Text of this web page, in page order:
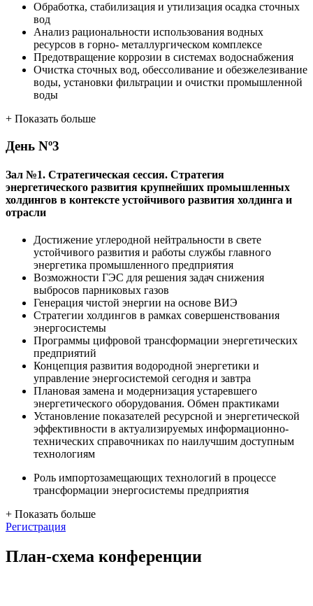
Обработка, стабилизация и утилизация осадка сточных
вод
Анализ рациональности использования водных
ресурсов в горно- металлургическом комплексе
Предотвращение коррозии в системах водоснабжения
Очистка сточных вод, обессоливание и обезжелезивание
воды, установки фильтрации и очистки промышленной
воды
+ Показать больше
День Nº3
Зал №1. Стратегическая сессия. Стратегия
энергетического развития крупнейших промышленных
холдингов в контексте устойчивого развития холдинга и
отрасли
Достижение углеродной нейтральности в свете
устойчивого развития и работы службы главного
энергетика промышленного предприятия
Возможности ГЭС для решения задач снижения
выбросов парниковых газов
Генерация чистой энергии на основе ВИЭ
Стратегии холдингов в рамках совершенствования
энергосистемы
Программы цифровой трансформации энергетических
предприятий
Концепция развития водородной энергетики и
управление энергосистемой сегодня и завтра
Плановая замена и модернизация устаревшего
энергетического оборудования. Обмен практиками
Установление показателей ресурсной и энергетической
эффективности в актуализируемых информационно-
технических справочниках по наилучшим доступным
технологиям
Роль импортозамещающих технологий в процессе
трансформации энергосистемы предприятия
+ Показать больше
Регистрация
План-схема конференции